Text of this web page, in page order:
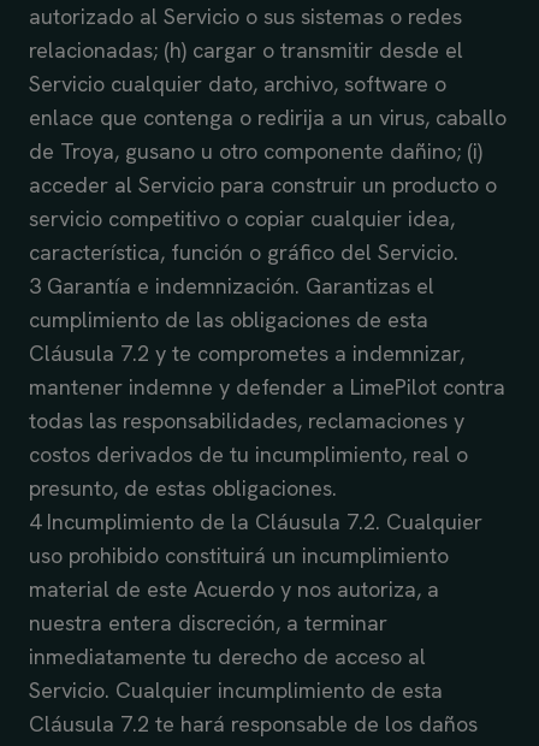
autorizado al Servicio o sus sistemas o redes
relacionadas; (h) cargar o transmitir desde el
Servicio cualquier dato, archivo, software o
enlace que contenga o redirija a un virus, caballo
de Troya, gusano u otro componente dañino; (i)
acceder al Servicio para construir un producto o
servicio competitivo o copiar cualquier idea,
característica, función o gráfico del Servicio.
3 Garantía e indemnización. Garantizas el
cumplimiento de las obligaciones de esta
Cláusula 7.2 y te comprometes a indemnizar,
mantener indemne y defender a LimePilot contra
todas las responsabilidades, reclamaciones y
costos derivados de tu incumplimiento, real o
presunto, de estas obligaciones.
4 Incumplimiento de la Cláusula 7.2. Cualquier
uso prohibido constituirá un incumplimiento
material de este Acuerdo y nos autoriza, a
nuestra entera discreción, a terminar
inmediatamente tu derecho de acceso al
Servicio. Cualquier incumplimiento de esta
Cláusula 7.2 te hará responsable de los daños